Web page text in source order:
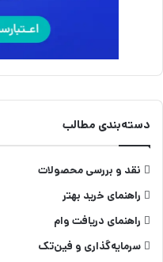
دسته‌بندی مطالب
نقد و بررسی محصولات
راهنمای خرید بهتر
راهنمای دریافت وام
سرمایه‌گذاری و فین‌تک